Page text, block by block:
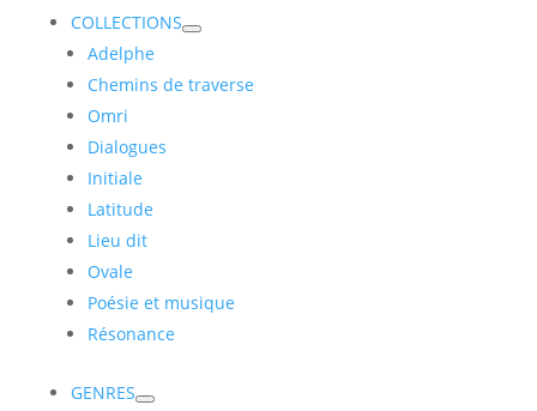
COLLECTIONS
Adelphe
Chemins de traverse
Omri
Dialogues
Initiale
Latitude
Lieu dit
Ovale
Poésie et musique
Résonance
GENRES